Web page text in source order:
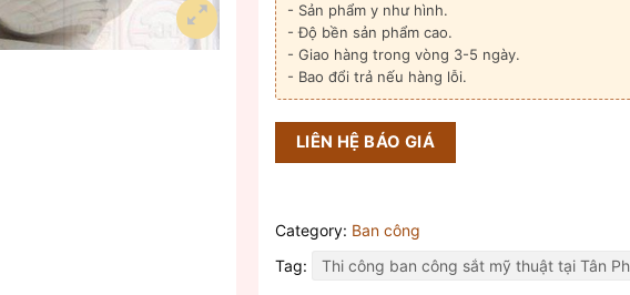
- Sản phẩm y như hình.
- Độ bền sản phẩm cao.
- Giao hàng trong vòng 3-5 ngày.
- Bao đổi trả nếu hàng lỗi.
LIÊN HỆ BÁO GIÁ
Category: Ban công
Tag:
Thi công ban công sắt mỹ thuật tại Tân